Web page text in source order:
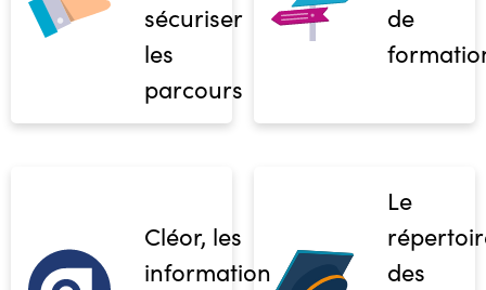
sécuriser
les
parcours
de
Cléor, les
informations
Le
des